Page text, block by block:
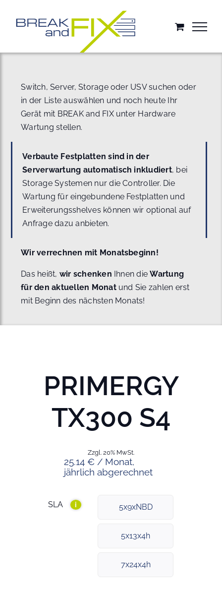
springen
Switch, Server, Storage oder USV suchen oder
in der Liste auswählen und noch heute Ihr
Gerät mit BREAK and FIX unter Hardware
Wartung stellen.
Verbaute Festplatten sind in der
Serverwartung automatisch inkludiert, bei
Storage Systemen nur die Controller. Die
Wartung für eingebundene Festplatten und
Erweiterungsshelves können wir optional auf
Anfrage dazu anbieten.
Wir verrechnen mit Monatsbeginn!
Das heißt, wir schenken Ihnen dieWartung
für den aktuellen Monat und Sie zahlen erst
mit Beginn des nächsten Monats!
PRIMERGY
TX300 S4
25.14 € / Monat,
jährlich abgerechnet
Zzgl. 20% MwSt.
SLA i 5x9xNBD
5x13x4h
7x24x4h